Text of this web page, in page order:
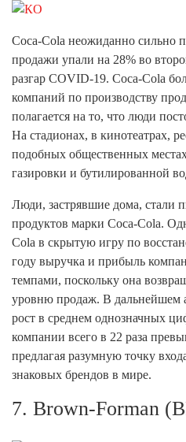
Coca-Cola неожиданно сильно
продажи упали на 28% во
разгар COVID-19. Coca-Cola
компаний по производству
полагается на то, что люди
На стадионах, в кинотеатрах,
подобных общественных
газировки и бутилированной
Люди, застрявшие дома, стали
продуктов марки Coca-Cola.
Cola в скрытую игру по
году выручка и прибыль
темпами, поскольку она
уровню продаж. В дальнейшем
рост в среднем однозначных
компании всего в 22 раза
предлагая разумную точку
знаковых брендов в мире.
7. Brown-Forman